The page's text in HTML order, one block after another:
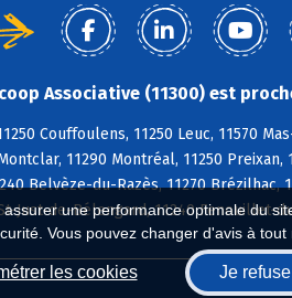
une performance optimale du
Vous pouvez changer d'avis à
les cookies Je refuse
Associative (11300) est
Couffoulens, 11250 Leuc, 11570
11290 Montréal, 11250
Belvèze-du-Razès, 11270 Brézilhac,
Just-de-Bélengard, 11240 Fenouillet-
Biocoop.fr